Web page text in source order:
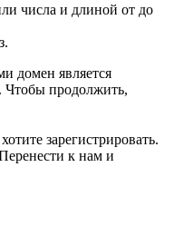
числа и длиной от до
домен является
продолжить,
зарегистрировать.
к нам и